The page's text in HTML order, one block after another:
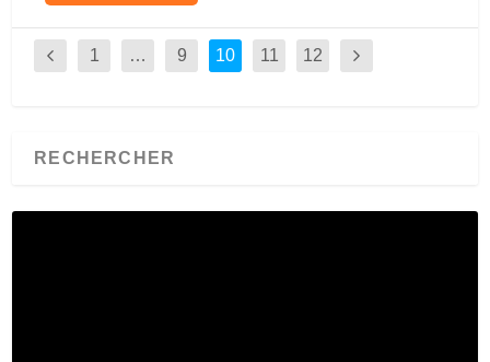
1 … 9 10 11 12